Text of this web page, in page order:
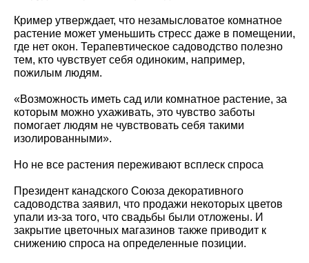
Кример утверждает, что незамысловатое комнатное
растение может уменьшить стресс даже в помещении,
где нет окон. Терапевтическое садоводство полезно
тем, кто чувствует себя одиноким, например,
пожилым людям.
«Возможность иметь сад или комнатное растение, за
которым можно ухаживать, это чувство заботы
помогает людям не чувствовать себя такими
изолированными».
Но не все растения переживают всплеск спроса
Президент канадского Союза декоративного
садоводства заявил, что продажи некоторых цветов
упали из-за того, что свадьбы были отложены. И
закрытие цветочных магазинов также приводит к
снижению спроса на определенные позиции.